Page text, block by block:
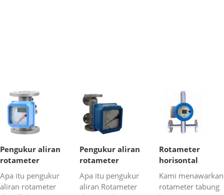
Pengukur aliran
rotameter
digital
Apa itu pengukur
aliran rotameter
Pengukur aliran
rotameter
dengan jaket
pemanas
Apa itu pengukur
aliran Rotameter
Rotameter
horisontal
Kami menawarkan
rotameter tabung